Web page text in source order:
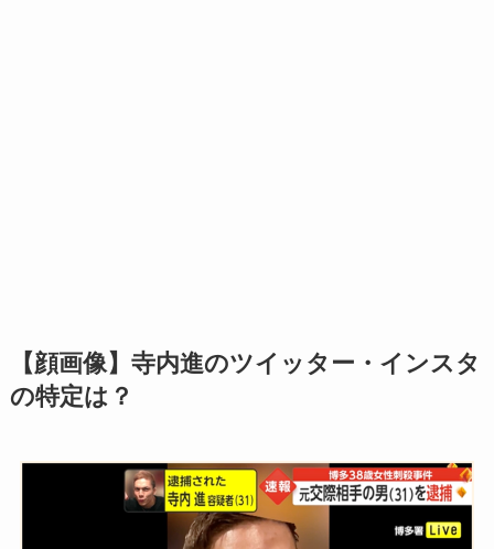
【顔画像】寺内進のツイッター・インスタ
の特定は？